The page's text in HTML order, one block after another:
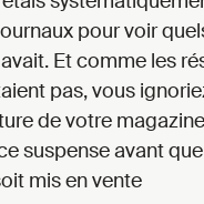
pour voir
Et comme les
pas, vous
de votre
suspense avant
mis en vente